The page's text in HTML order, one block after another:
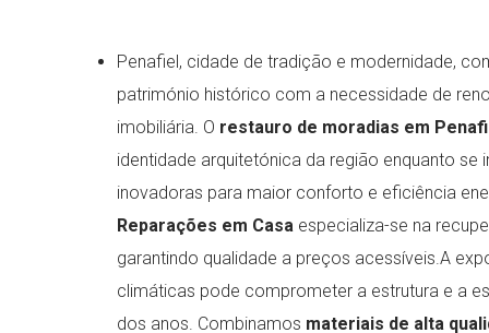
Penafiel, cidade de tradição e modernidade,
património histórico com a necessidade de
imobiliária. O restauro de moradias em
identidade arquitetónica da região enquanto se
inovadoras para maior conforto e eficiência
Reparações em Casa especializa-se na
garantindo qualidade a preços acessíveis.A
climáticas pode comprometer a estrutura e a
dos anos. Combinamos materiais de alta